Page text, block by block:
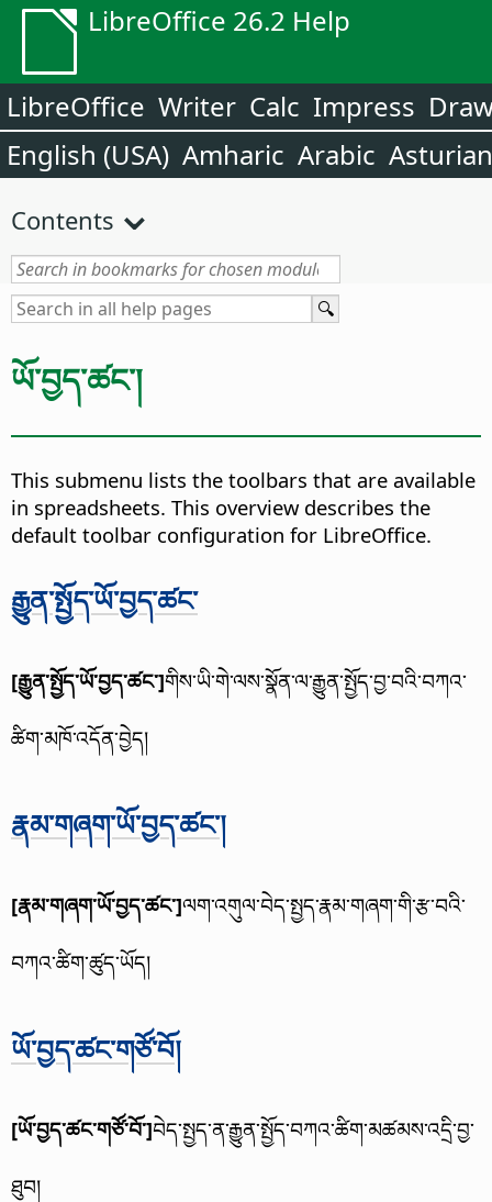
LibreOffice 26.2 Help
LibreOffice Writer Calc Impress
English (USA) Amharic Arabic Asturian
Contents
ཡོ་བྱད་ཚང་།
This submenu lists the toolbars that are available
in spreadsheets. This overview describes the
default toolbar configuration for LibreOffice.
རྒྱུན་སྤྱོད་ཡོ་བྱད་ཚང་
[རྒྱུན་སྤྱོད་ཡོ་བྱད་ཚང་]གིས་ཡི་གེ་ལས་སྣོན་ལ་རྒྱུན་སྤྱོད་བྱ་བའི་བཀའ་
ཚིག་མཁོ་འདོན་བྱེད།
རྣམ་གཞག་ཡོ་བྱད་ཚང་།
[རྣམ་གཞག་ཡོ་བྱད་ཚང་]ལག་འགུལ་བེད་སྤྱད་རྣམ་གཞག་གི་རྩ་བའི་
བཀའ་ཚིག་ཚུད་ཡོད།
ཡོ་བྱད་ཚང་གཙོ་བོ།
[ཡོ་བྱད་ཚང་གཙོ་བོ་]བེད་སྤྱད་ན་རྒྱུན་སྤྱོད་བཀའ་ཚིག་མཚམས་འདྲི་བྱ་
ཐུབ།